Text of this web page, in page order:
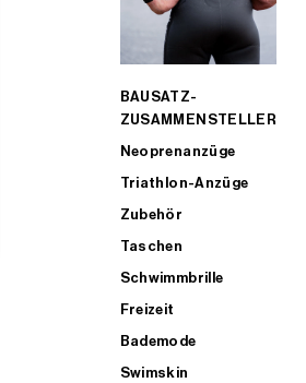
BAUSATZ-
ZUSAMMENSTELLER
Neoprenanzüge
Triathlon-Anzüge
Zubehör
Taschen
Schwimmbrille
Freizeit
Bademode
Swimskin